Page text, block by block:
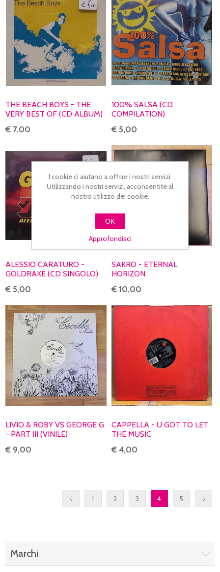
THE BEACH BOYS - THE
VERY BEST OF (CD ALBUM)
€ 7,00
100% SALSA (CD
COMPILATION)
€ 5,00
ALESSIO CARATURO -
GOLDRAKE (CD SINGOLO)
€ 5,00
SAKRO - ETERNAL
HORIZON
€ 10,00
LIVIO & ROBY VS GEORGE G
- PART III (VINILE)
€ 9,00
CAPPELLA - U GOT TO LET
THE MUSIC
€ 4,00
1 2 3 4 5
Marchi
I cookie ci aiutano a offrire i nostri servizi.
Utilizzando i nostri servizi, acconsentite al
nostro utilizzo dei cookie.
OK
Approfondisci